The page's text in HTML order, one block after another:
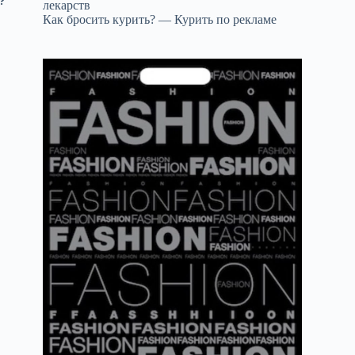
лекарств
Как бросить курить? — Курить по рекламе